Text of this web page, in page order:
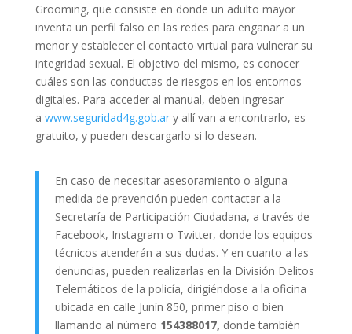
Grooming, que consiste en donde un adulto mayor
inventa un perfil falso en las redes para engañar a un
menor y establecer el contacto virtual para vulnerar su
integridad sexual. El objetivo del mismo, es conocer
cuáles son las conductas de riesgos en los entornos
digitales. Para acceder al manual, deben ingresar
a www.seguridad4g.gob.ary allí van a encontrarlo, es
gratuito, y pueden descargarlo si lo desean.
En caso de necesitar asesoramiento o alguna
medida de prevención pueden contactar a la
Secretaría de Participación Ciudadana, a través de
Facebook, Instagram o Twitter, donde los equipos
técnicos atenderán a sus dudas. Y en cuanto a las
denuncias, pueden realizarlas en la División Delitos
Telemáticos de la policía, dirigiéndose a la oficina
ubicada en calle Junín 850, primer piso o bien
llamando al número 154388017, donde también